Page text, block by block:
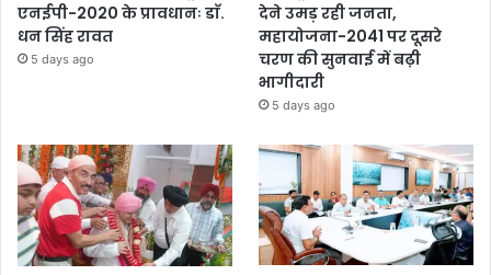
एनईपी-2020 के प्रावधानः डाॅ.
धन सिंह रावत
5 days ago
देने उमड़ रही जनता,
महायोजना-2041 पर दूसरे
चरण की सुनवाई में बढ़ी
भागीदारी
5 days ago